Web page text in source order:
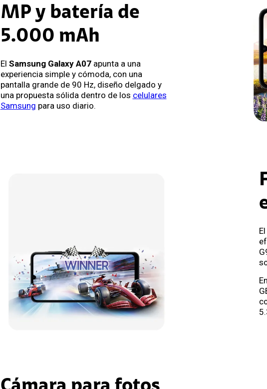
MP y batería de
5.000 mAh
El Samsung Galaxy A07apunta a una
experiencia simple y cómoda, con una
pantalla grande de 90 Hz, diseño delgado y
una propuesta sólida dentro de los celulares
Samsung para uso diario.